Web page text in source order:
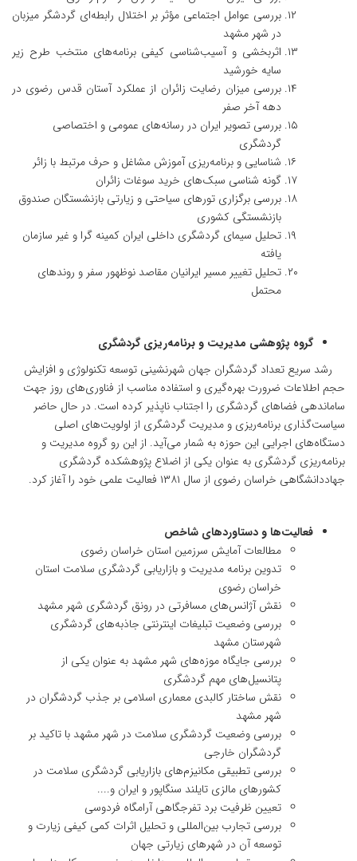
بررسی عوامل اجتماعی مؤثر بر اختلال رابطه‌ای گردشگر میزبان
در شهر مشهد
اثربخشی و آسیب‌شناسی کیفی برنامه‌های منتخب طرح زیر
سایه خورشید
بررسی میزان رضایت زائران از عملکرد آستان قدس رضوی در
دهه آخر صفر
بررسی تصویر ایران در رسانه‌های عمومی و اختصاصی
گردشگری
شناسایی و برنامه‌ریزی آموزش مشاغل و حرف مرتبط با زائر
گونه شناسی سبک‌های خرید سوغات زائران
بررسی برگزاری تورهای سیاحتی و زیارتی بازنشستگان صندوق
بازنشستگی کشوری
تحلیل سیمای گردشگری داخلی ایران کمینه گرا و غیر سازمان
یافته
تحلیل تغییر مسیر ایرانیان مقاصد نوظهور سفر و روندهای
محتمل
گروه پژوهشی مدیریت و برنامه‌ریزی گردشگری
رشد سریع تعداد گردشگران جهان شهرنشینی توسعه تکنولوژی و افزایش
حجم اطلاعات ضرورت بهره‌گیری و استفاده مناسب از فناوری‌های روز جهت
ساماندهی فضاهای گردشگری را اجتناب ناپذیر کرده است. در حال حاضر
سیاست‌گذاری برنامه‌ریزی و مدیریت گردشگری از اولویت‌های اصلی
دستگاه‌های اجرایی این حوزه به شمار می‌آید. از این رو گروه مدیریت و
برنامه‌ریزی گردشگری به عنوان یکی از اضلاع پژوهشکده گردشگری
جهاددانشگاهی خراسان رضوی از سال ۱۳۸۱ فعالیت علمی خود را آغاز کرد.
فعالیت‌ها و دستاوردهای شاخص
مطالعات آمایش سرزمین استان خراسان رضوی
تدوین برنامه مدیریت و بازاریابی گردشگری سلامت استان
خراسان رضوی
نقش آژانس‌های مسافرتی در رونق گردشگری شهر مشهد
بررسی وضعیت تبلیغات اینترنتی جاذبه‌های گردشگری
شهرستان مشهد
بررسی جایگاه موزه‌های شهر مشهد به عنوان یکی از
پتانسیل‌های مهم گردشگری
نقش ساختار کالبدی معماری اسلامی بر جذب گردشگران در
شهر مشهد
بررسی وضعیت گردشگری سلامت در شهر مشهد با تاکید بر
گردشگران خارجی
بررسی تطبیقی مکانیزم‌های بازاریابی گردشگری سلامت در
کشورهای مالزی تایلند سنگاپور و ایران و....
تعیین ظرفیت برد تفرجگاهی آرامگاه فردوسی
بررسی تجارب بین‌المللی و تحلیل اثرات کمی کیفی زیارت و
توسعه آن در شهرهای زیارتی جهان